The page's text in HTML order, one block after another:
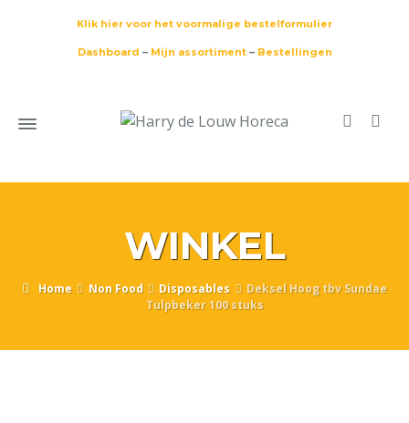
Klik hier voor het voormalige bestelformulier
Dashboard – Mijn assortiment– Bestellingen
WINKEL
Home Non Food Disposables
Deksel Hoog tbv Sundae
Tulpbeker 100 stuks